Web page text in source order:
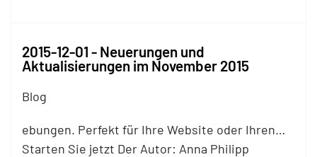
2015-12-01 - Neuerungen und
Aktualisierungen im November 2015
Blog
ebungen. Perfekt für Ihre Website oder Ihren…
Starten Sie jetzt Der Autor: Anna Philipp